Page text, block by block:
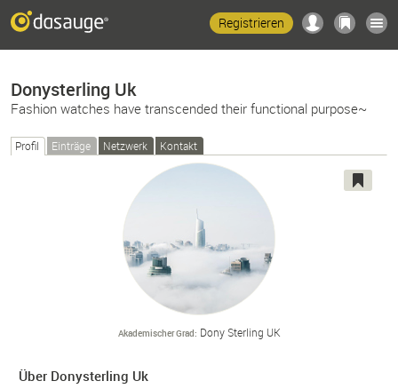
Registrieren
Donysterling Uk
Fashion watches have transcended their functional purpose~
Profil Einträge Netzwerk Kontakt
Akademischer Grad Dony Sterling UK
Über Donysterling Uk